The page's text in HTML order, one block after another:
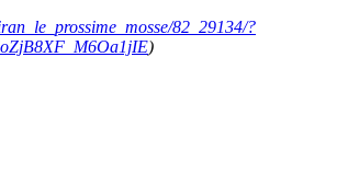
82_29134/?
)